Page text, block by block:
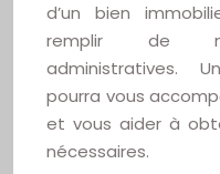
d’un bien
remplir de
administratives.
pourra vous
et vous aider à
nécessaires.